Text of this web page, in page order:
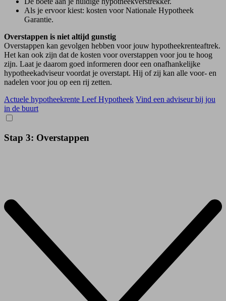
Als je ervoor kiest: kosten voor Nationale Hypotheek
Garantie.
Overstappen is niet altijd gunstig
Overstappen kan gevolgen hebben voor jouw hypotheekrenteaftrek.
Het kan ook zijn dat de kosten voor overstappen voor jou te hoog
zijn. Laat je daarom goed informeren door een onafhankelijke
hypotheekadviseur voordat je overstapt. Hij of zij kan alle voor- en
nadelen voor jou op een rij zetten.
Actuele hypotheekrente Leef Hypotheek Vind een adviseur bij jou
in de buurt
Stap 3: Overstappen